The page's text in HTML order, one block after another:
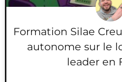
Formation Silae
autonome sur le
leader en